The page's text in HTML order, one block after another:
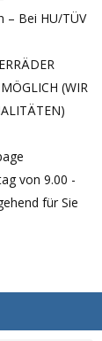
– Bei HU/TÜV
(WIR
von 9.00 -
für Sie